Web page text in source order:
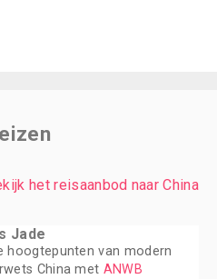
het reisaanbod naar China
Jade
hoogtepunten van modern
China met ANWB